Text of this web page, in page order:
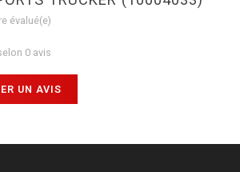
évalué(e)
0 avis
UN AVIS